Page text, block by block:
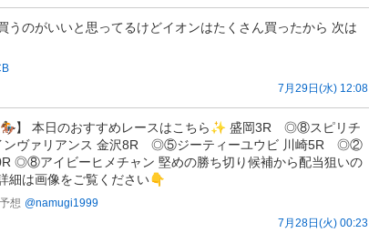
うのがいいと思ってるけどイオンはたくさん買ったから 次は
7月29日(水) 12:08
🏇】 本日のおすすめレースはこちら✨ 盛岡3R ◎⑧スピリチ
ヴァリアンス 金沢8R ◎⑤ジーティーユウビ 川崎5R ◎②
◎⑧アイビーヒメチャン 堅めの勝ち切り候補から配当狙いの
細は画像をご覧ください👇
想 @namugi1999
7月28日(火) 00:23